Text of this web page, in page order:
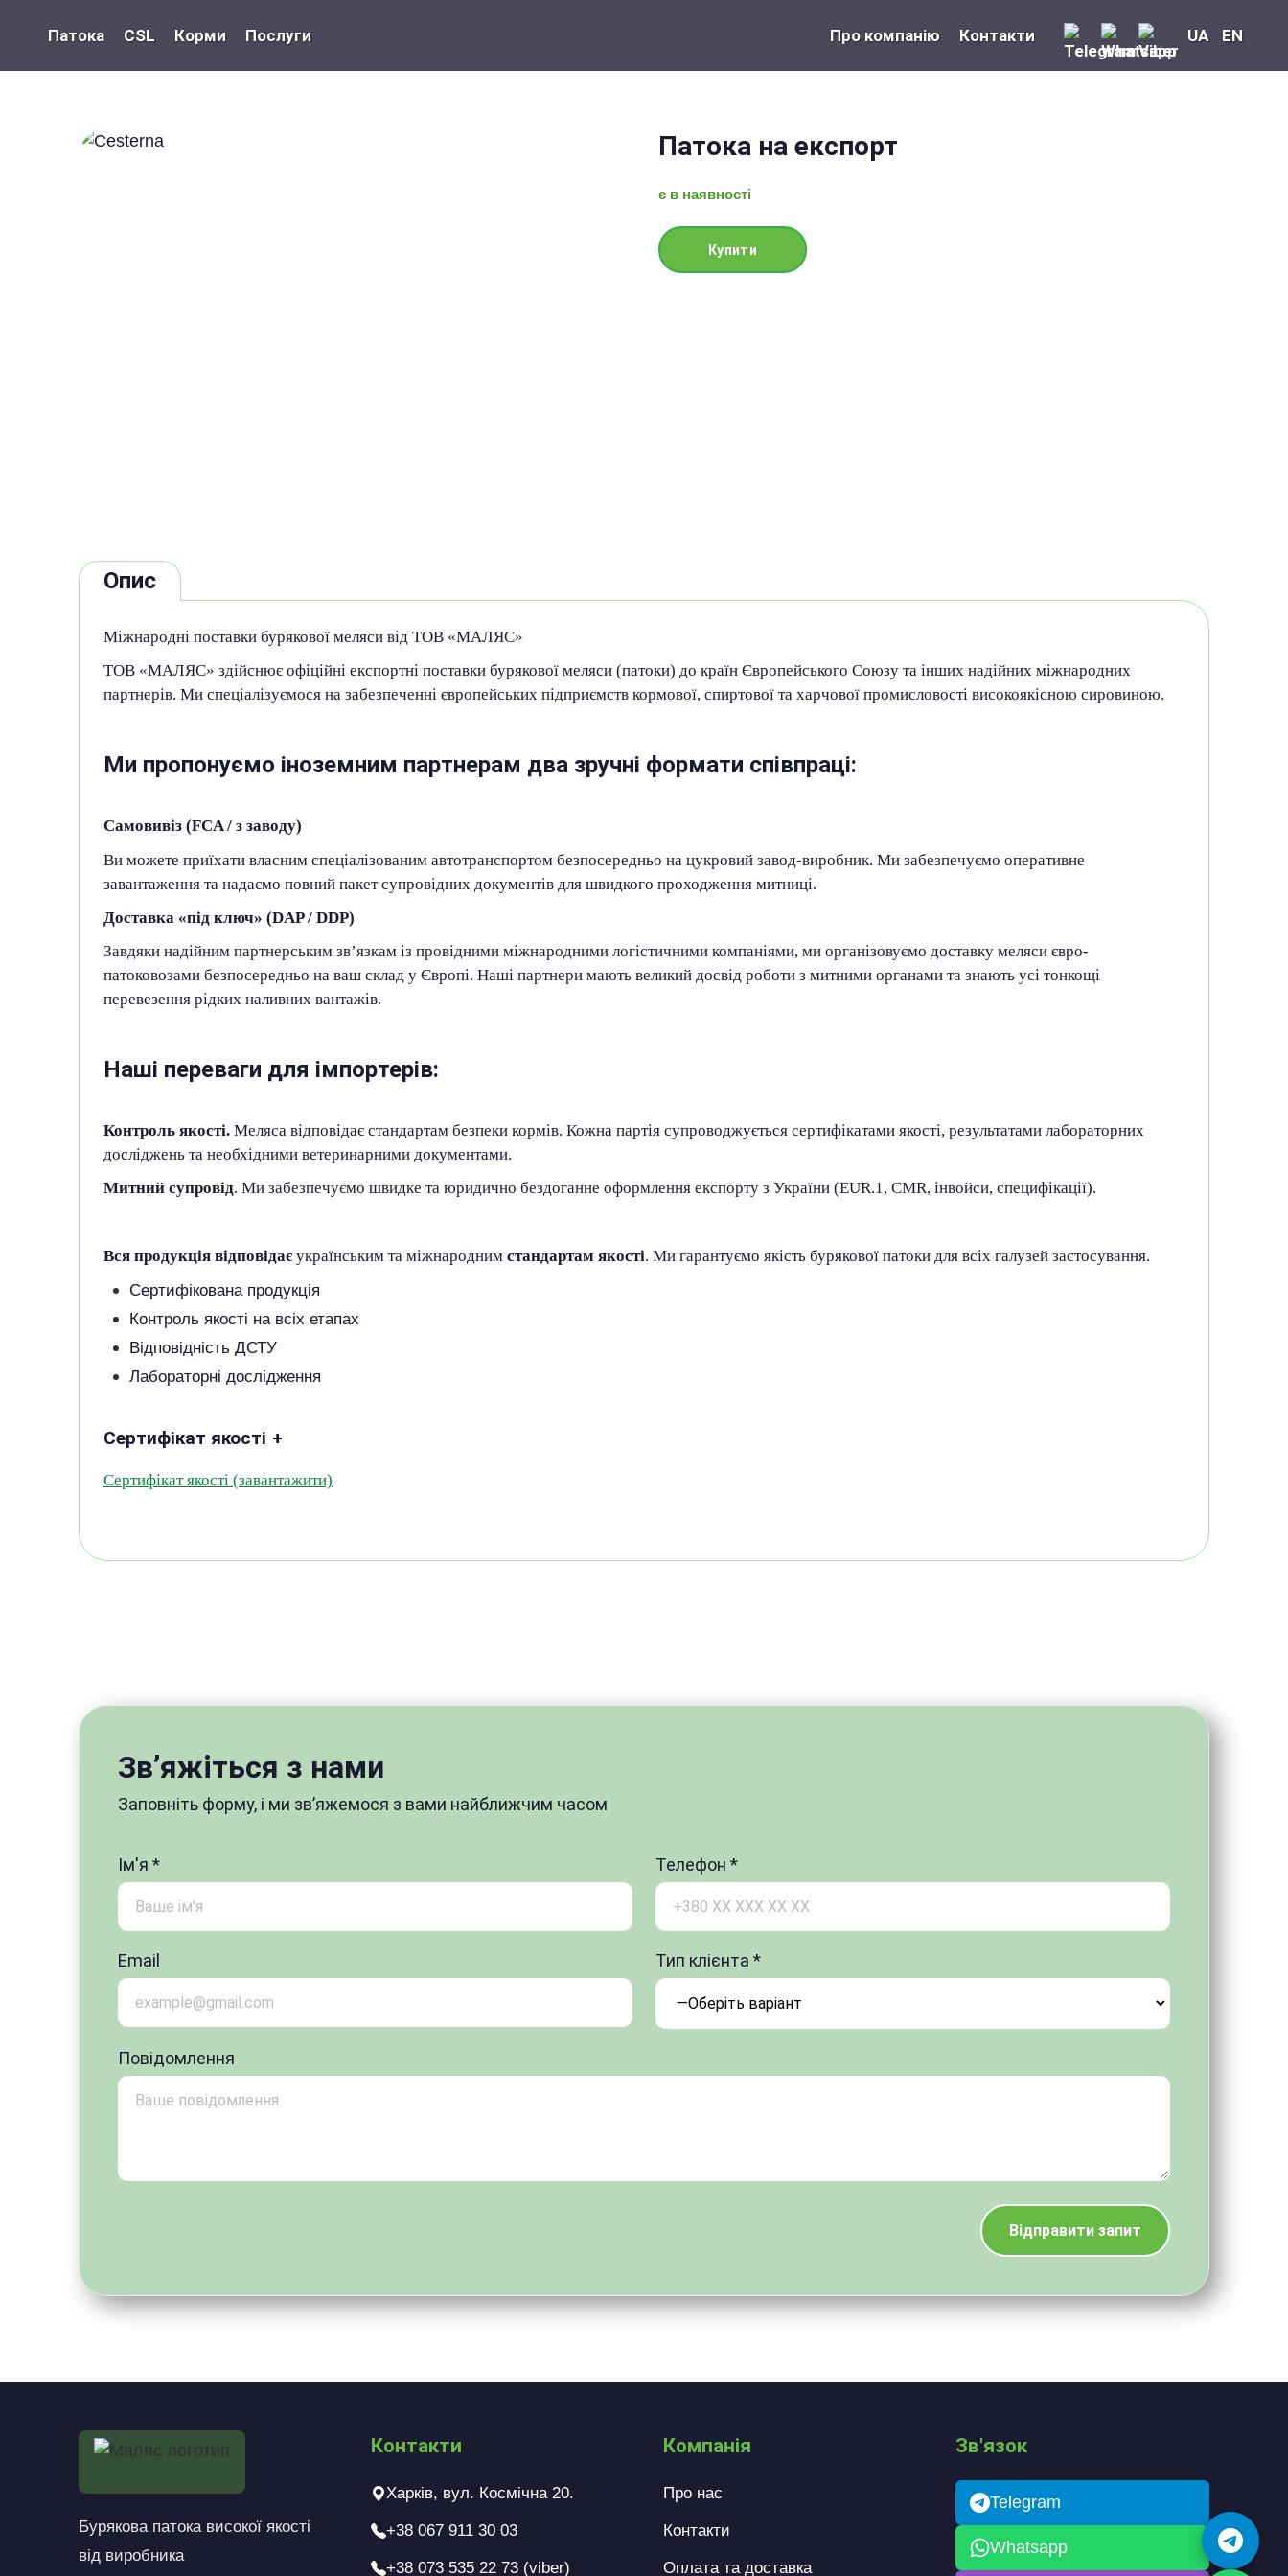
Патока CSL Корми Послуги Про компанію Контакти UA EN
Патока на експорт
є в наявності
Купити
Опис
Міжнародні поставки бурякової меляси від ТОВ «МАЛЯС»
ТОВ «МАЛЯС» здійснює офіційні експортні поставки бурякової меляси (патоки) до країн Європейського Союзу та інших надійних міжнародних
партнерів. Ми спеціалізуємося на забезпеченні європейських підприємств кормової, спиртової та харчової промисловості високоякісною сировиною.
Ми пропонуємо іноземним партнерам два зручні формати співпраці:
Самовивіз (FCA / з заводу)
Ви можете приїхати власним спеціалізованим автотранспортом безпосередньо на цукровий завод-виробник. Ми забезпечуємо оперативне
завантаження та надаємо повний пакет супровідних документів для швидкого проходження митниці.
Доставка «під ключ» (DAP / DDP)
Завдяки надійним партнерським зв’язкам із провідними міжнародними логістичними компаніями, ми організовуємо доставку меляси євро-
патоковозами безпосередньо на ваш склад у Європі. Наші партнери мають великий досвід роботи з митними органами та знають усі тонкощі
перевезення рідких наливних вантажів.
Наші переваги для імпортерів:
Контроль якості. Меляса відповідає стандартам безпеки кормів. Кожна партія супроводжується сертифікатами якості, результатами лабораторних
досліджень та необхідними ветеринарними документами.
Митний супровід. Ми забезпечуємо швидке та юридично бездоганне оформлення експорту з України (EUR.1, CMR, інвойси, специфікації).
Вся продукція відповідає українським та міжнародним стандартам якості. Ми гарантуємо якість бурякової патоки для всіх галузей застосування.
Сертифікована продукція
Контроль якості на всіх етапах
Відповідність ДСТУ
Лабораторні дослідження
Сертифікат якості +
Сертифікат якості (завантажити)
Зв’яжіться з нами
Заповніть форму, і ми зв’яжемося з вами найближчим часом
Ім'я * Телефон *
Email Тип клієнта *
Повідомлення
Бурякова патока високої якості
від виробника
Контакти
Харків, вул. Космічна 20.
+38 067 911 30 03
+38 073 535 22 73 (viber)
Компанія
Про нас
Контакти
Оплата та доставка
Зв'язок
Telegram
Whatsapp